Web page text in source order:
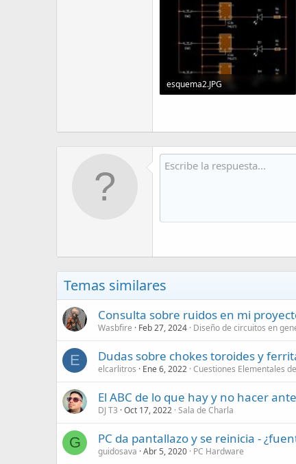
esquema2.JPG
Temas similares
Consulta sobre ruidos en mi
Wasbfire Feb 27, 2024 Diseño de circuitos en
E Dudas sobre chokes toroides y
elcarlitros Ene 6, 2022 Cuestiones Elementales
El ABC de lo que hay y no hacer
DJ T3 Oct 17, 2022 Sala de Charla
G PC da pantallazo y se reinicia -
guidosava Abr 5, 2020 PC Hardware